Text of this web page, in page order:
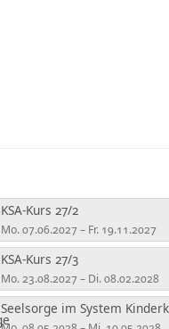
KSA-Kurs 27/2
Mo. 07.06.2027 – Fr. 19.11.2027
KSA-Kurs 27/3
Mo. 23.08.2027 – Di. 08.02.2028
Seelsorge im System